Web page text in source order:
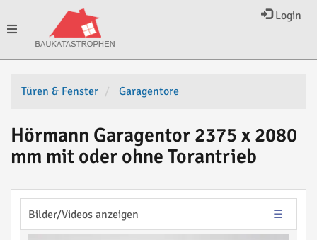
Login
Toggle
navigation
Türen & Fenster Garagentore
Hörmann Garagentor 2375 x 2080
mm mit oder ohne Torantrieb
Bilder/Videos anzeigen